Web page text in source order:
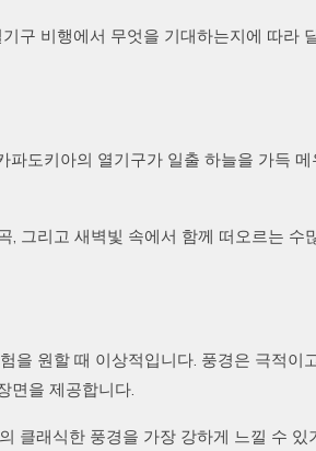
구 비행에서 무엇을 기대하는지에 따라
도키아의 열기구가 일출 하늘을 가득
, 그리고 새벽빛 속에서 함께 떠오르는 수
을 원할 때 이상적입니다. 풍경은 극적이
면을 제공합니다.
클래식한 풍경을 가장 강하게 느낄 수 있